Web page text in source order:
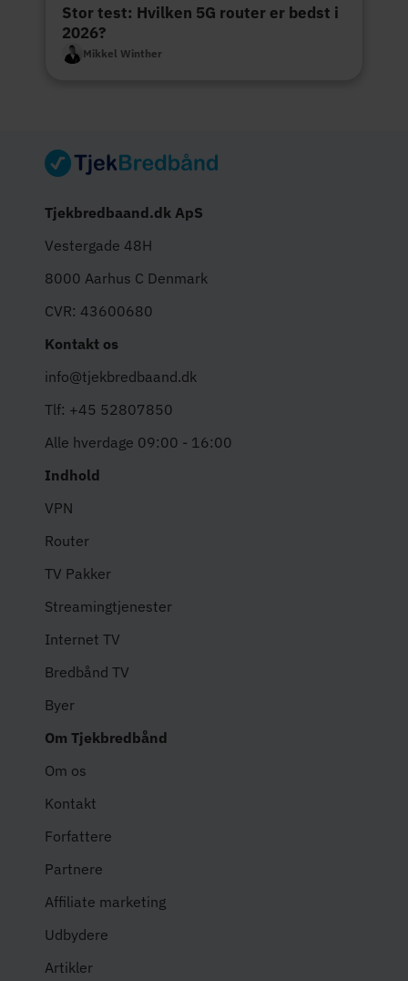
Stor test: Hvilken 5G router er bedst i
2026?
Mikkel Winther
Tjekbredbaand.dk ApS
Vestergade 48H
8000 Aarhus C Denmark
CVR: 43600680
Kontakt os
info@tjekbredbaand.dk
Tlf: +45 52807850
Alle hverdage 09:00 - 16:00
Indhold
VPN
Router
TV Pakker
Streamingtjenester
Internet TV
Bredbånd TV
Byer
Om Tjekbredbånd
Om os
Kontakt
Forfattere
Partnere
Affiliate marketing
Udbydere
Artikler